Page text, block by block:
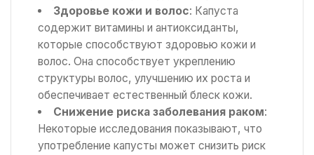
Здоровье кожи и волос: Капуста
содержит витамины и антиоксиданты,
которые способствуют здоровью кожи и
волос. Она способствует укреплению
структуры волос, улучшению их роста и
обеспечивает естественный блеск кожи.
Снижение риска заболевания раком:
Некоторые исследования показывают, что
употребление капусты может снизить риск